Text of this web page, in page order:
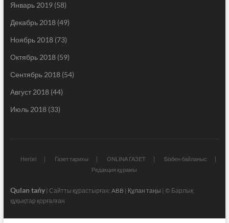
Январь 2019(58)
Декабрь 2018(49)
Ноябрь 2018(73)
Октябрь 2018(59)
Сентябрь 2018(54)
Август 2018(44)
Июль 2018(33)
Негізгі Газет тарихы ONLINA ГАЗЕТ
Бізбен байланыс
Редакция құрамы
Qulan tańy| Сайтты құрастырған: ABB | Құлан таңы | © Барлық
құқықтар қорғалған